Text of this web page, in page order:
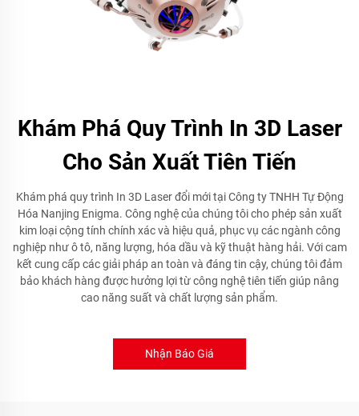
Khám Phá Quy Trình In 3D Laser
Cho Sản Xuất Tiên Tiến
Khám phá quy trình In 3D Laser đổi mới tại Công ty TNHH Tự Động
Hóa Nanjing Enigma. Công nghệ của chúng tôi cho phép sản xuất
kim loại cộng tính chính xác và hiệu quả, phục vụ các ngành công
nghiệp như ô tô, năng lượng, hóa dầu và kỹ thuật hàng hải. Với cam
kết cung cấp các giải pháp an toàn và đáng tin cậy, chúng tôi đảm
bảo khách hàng được hưởng lợi từ công nghệ tiên tiến giúp nâng
cao năng suất và chất lượng sản phẩm.
Nhận Báo Giá